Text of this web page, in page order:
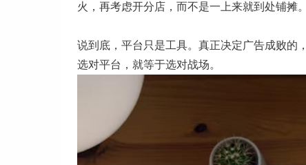
火，再考虑开分店，而不是一上来就到处铺摊。
说到底，平台只是工具。真正决定广告成败的
选对平台，就等于选对战场。